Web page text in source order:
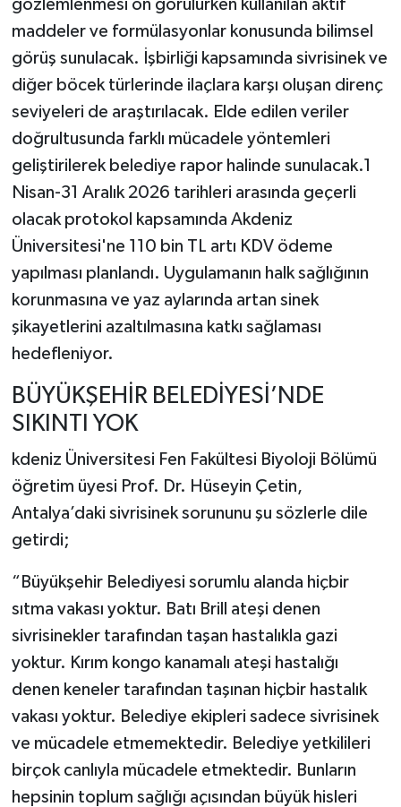
gözlemlenmesi ön görülürken kullanılan aktif
maddeler ve formülasyonlar konusunda bilimsel
görüş sunulacak. İşbirliği kapsamında sivrisinek ve
diğer böcek türlerinde ilaçlara karşı oluşan direnç
seviyeleri de araştırılacak. Elde edilen veriler
doğrultusunda farklı mücadele yöntemleri
geliştirilerek belediye rapor halinde sunulacak.1
Nisan-31 Aralık 2026 tarihleri arasında geçerli
olacak protokol kapsamında Akdeniz
Üniversitesi'ne 110 bin TL artı KDV ödeme
yapılması planlandı. Uygulamanın halk sağlığının
korunmasına ve yaz aylarında artan sinek
şikayetlerini azaltılmasına katkı sağlaması
hedefleniyor.
BÜYÜKŞEHİR BELEDİYESİ’NDE
SIKINTI YOK
kdeniz Üniversitesi Fen Fakültesi Biyoloji Bölümü
öğretim üyesi Prof. Dr. Hüseyin Çetin,
Antalya’daki sivrisinek sorununu şu sözlerle dile
getirdi;
“Büyükşehir Belediyesi sorumlu alanda hiçbir
sıtma vakası yoktur. Batı Brill ateşi denen
sivrisinekler tarafından taşan hastalıkla gazi
yoktur. Kırım kongo kanamalı ateşi hastalığı
denen keneler tarafından taşınan hiçbir hastalık
vakası yoktur. Belediye ekipleri sadece sivrisinek
ve mücadele etmemektedir. Belediye yetkilileri
birçok canlıyla mücadele etmektedir. Bunların
hepsinin toplum sağlığı açısından büyük hisleri